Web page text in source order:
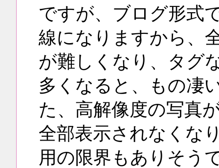
ですが、ブログ形式
線になりますから、
が難しくなり、タグ
多くなると、もの凄
た、高解像度の写真
全部表示されなくな
用の限界もありそう